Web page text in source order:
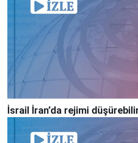
İsrail İran’da rejimi